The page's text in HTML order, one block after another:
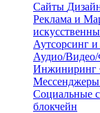
Сайты
Реклама и
Аутсорсинг и
Аудио/
Инжиниринг
Мессенджеры
Социальные
блокчейн